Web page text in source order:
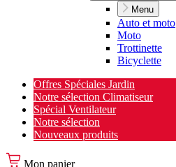
Menu
Auto et moto
Moto
Trottinette
Bicyclette
Offres Spéciales Jardin
Notre sélection Climatiseur
Spécial Ventilateur
Notre sélection
Nouveaux produits
Mon panier